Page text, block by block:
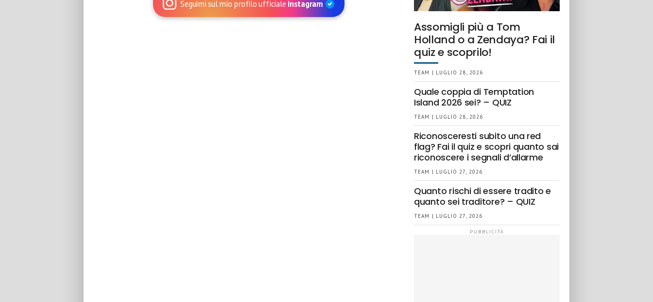
Seguimi sul mio profilo ufficiale Instagram
Assomigli più a Tom
Holland o a Zendaya? Fai il
quiz e scoprilo!
TEAM | LUGLIO 28, 2026
Quale coppia di Temptation
Island 2026 sei? – QUIZ
TEAM | LUGLIO 28, 2026
Riconosceresti subito una red
flag? Fai il quiz e scopri quanto sai
riconoscere i segnali d’allarme
TEAM | LUGLIO 27, 2026
Quanto rischi di essere tradito e
quanto sei traditore? – QUIZ
TEAM | LUGLIO 27, 2026